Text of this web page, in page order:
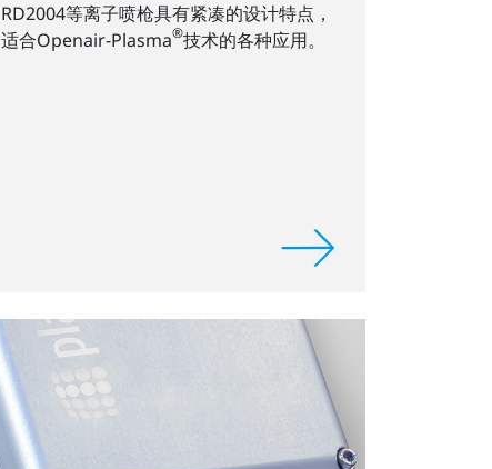
RD2004等离子喷枪具有紧凑的设计特点，
适合Openair-Plasma®技术的各种应用。